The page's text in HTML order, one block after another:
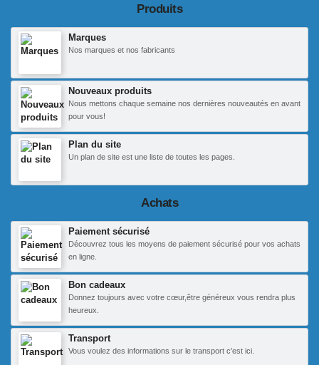
Produits
Marques
Nos marques et nos fabricants
Nouveaux produits
Nous mettons chaque semaine nos dernières nouveautés en avant
pour vous!
Plan du site
Un plan de site est une liste de toutes les pages.
Achats
Paiement sécurisé
Découvrez tous les moyens de paiement sécurisé pour vos achats
en ligne.
Bon cadeaux
Donnez toujours avec votre cœur,être généreux vous rendra plus
heureux.
Transport
Vous voulez des informations sur le transport c'est ici.